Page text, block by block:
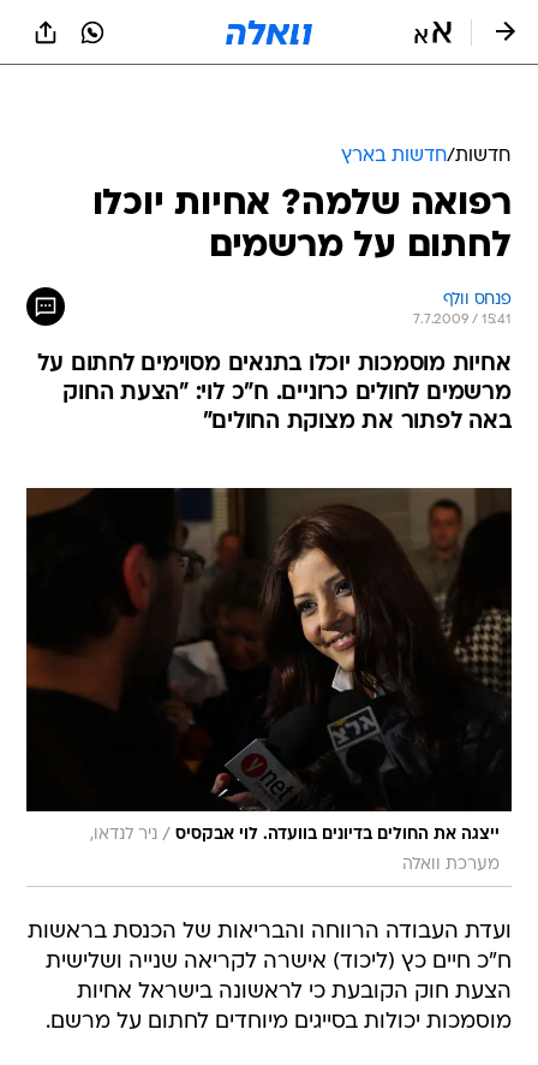
חדשות/חדשות בארץ
רפואה שלמה? אחיות יוכלו
לחתום על מרשמים
פנחס וולף
7.7.2009 / 15:41
אחיות מוסמכות יוכלו בתנאים מסוימים לחתום על
מרשמים לחולים כרוניים. ח"כ לוי: "הצעת החוק
באה לפתור את מצוקת החולים"
ייצגה את החולים בדיונים בוועדה. לוי אבקסיס / ניר לנדאו,
מערכת וואלה
ועדת העבודה הרווחה והבריאות של הכנסת בראשות
ח"כ חיים כץ (ליכוד) אישרה לקריאה שנייה ושלישית
הצעת חוק הקובעת כי לראשונה בישראל אחיות
מוסמכות יכולות בסייגים מיוחדים לחתום על מרשם.